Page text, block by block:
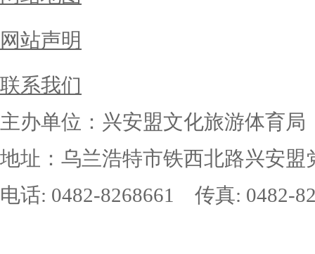
网站声明
联系我们
主办单位：兴安盟文化旅游体育局
地址：乌兰浩特市铁西北路兴安盟
电话: 0482-8268661 传真: 0482-